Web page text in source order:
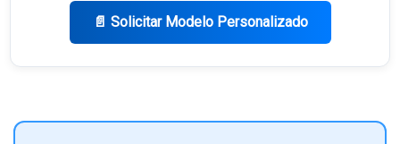
📄 Solicitar Modelo Personalizado